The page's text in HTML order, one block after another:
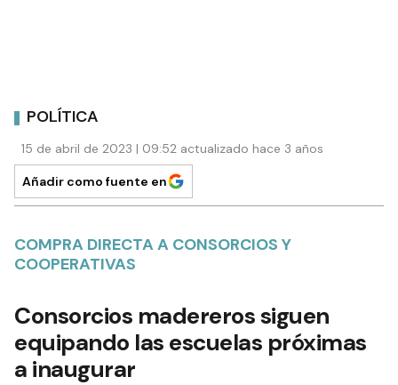
POLÍTICA
15 de abril de 2023 | 09:52 actualizado hace 3 años
Añadir como fuente en
COMPRA DIRECTA A CONSORCIOS Y
COOPERATIVAS
Consorcios madereros siguen
equipando las escuelas próximas
a inaugurar